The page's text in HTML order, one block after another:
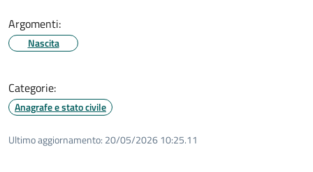
Argomenti:
Nascita
Categorie:
Anagrafe e stato civile
Ultimo aggiornamento: 20/05/2026 10:25.11